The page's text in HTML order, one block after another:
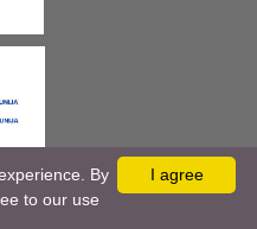
I agree
By
to our use